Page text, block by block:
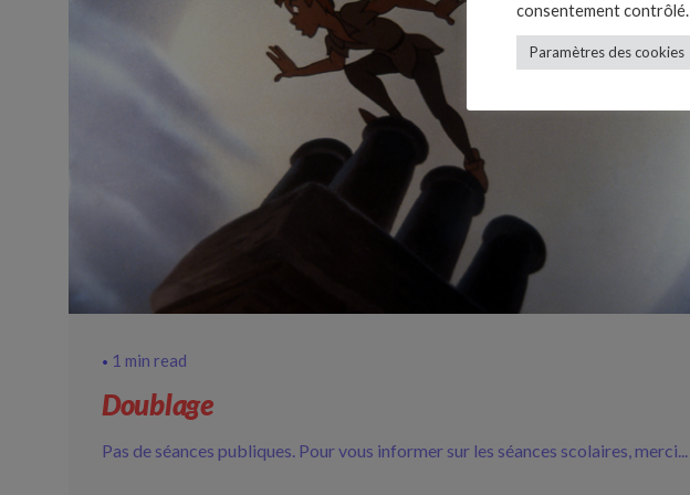
1 min read
Doublage
Pas de séances publiques. Pour vous informer sur les séances scolaires, merci...
consentement contrôlé.
Paramètres des cookies